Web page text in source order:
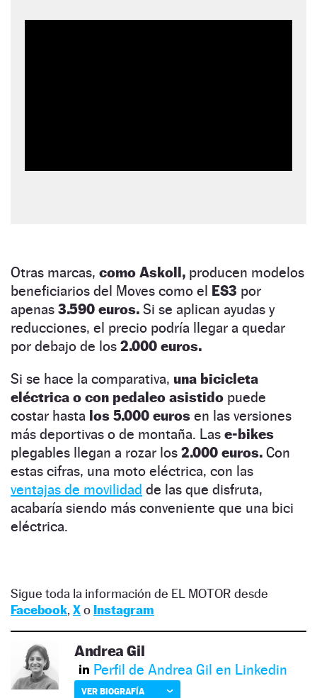
Otras marcas, como Askoll, producen modelos
beneficiarios del Moves como el ES3 por
apenas 3.590 euros. Si se aplican ayudas y
reducciones, el precio podría llegar a quedar
por debajo de los 2.000 euros.
Si se hace la comparativa, una bicicleta
eléctrica o con pedaleo asistido puede
costar hasta los 5.000 euros en las versiones
más deportivas o de montaña. Las e-bikes
plegables llegan a rozar los 2.000 euros. Con
estas cifras, una moto eléctrica, con las
ventajas de movilidad de las que disfruta,
acabaría siendo más conveniente que una bici
eléctrica.
Sigue toda la información de EL MOTOR desde
Facebook, Xo Instagram
Andrea Gil
Perfil de Andrea Gil en Linkedin
VER BIOGRAFÍA